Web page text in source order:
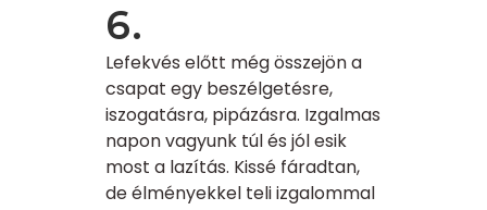
6.
Lefekvés előtt még összejön a
csapat egy beszélgetésre,
iszogatásra, pipázásra. Izgalmas
napon vagyunk túl és jól esik
most a lazítás. Kissé fáradtan,
de élményekkel teli izgalommal